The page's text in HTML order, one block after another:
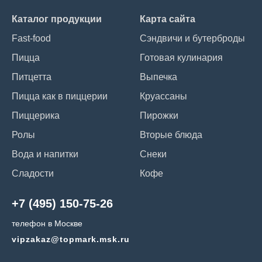
Каталог продукции
Fast-food
Пицца
Питцетта
Пицца как в пиццерии
Пиццерика
Ролы
Вода и напитки
Сладости
Карта сайта
Сэндвичи и бутерброды
Готовая кулинария
Выпечка
Круассаны
Пирожки
Вторые блюда
Снеки
Кофе
+7 (495) 150-75-26
телефон в Москве
vipzakaz@topmark.msk.ru